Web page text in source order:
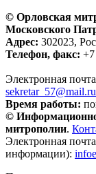
© Орловская
Московского
Адрес: 302023,
Телефон, факс:
Электронная
sekretar_57@mail.ru
Время работы:
©
митрополии.
Электронная
информации):